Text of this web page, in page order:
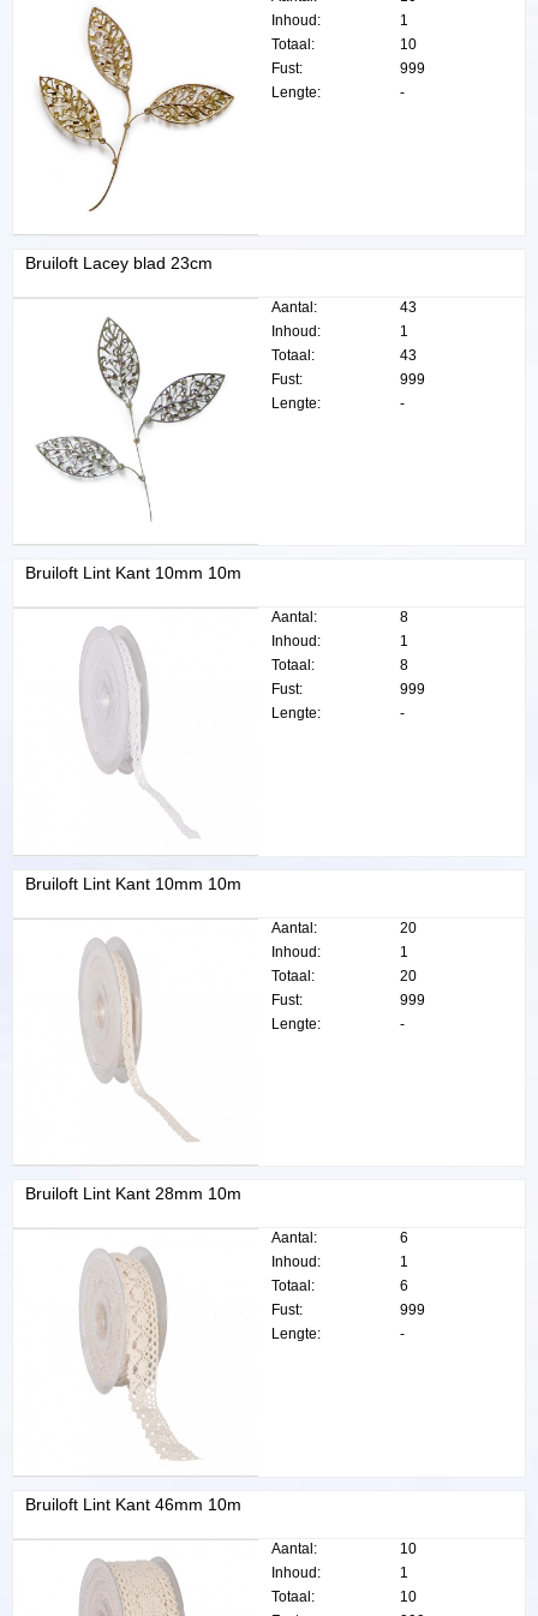
Inhoud:
1
Totaal:
10
Fust:
999
Lengte:
-
Bruiloft Lacey blad 23cm
Aantal:
43
Inhoud:
1
Totaal:
43
Fust:
999
Lengte:
-
Bruiloft Lint Kant 10mm 10m
Aantal:
8
Inhoud:
1
Totaal:
8
Fust:
999
Lengte:
-
Bruiloft Lint Kant 10mm 10m
Aantal:
20
Inhoud:
1
Totaal:
20
Fust:
999
Lengte:
-
Bruiloft Lint Kant 28mm 10m
Aantal:
6
Inhoud:
1
Totaal:
6
Fust:
999
Lengte:
-
Bruiloft Lint Kant 46mm 10m
Aantal:
10
Inhoud:
1
Totaal:
10